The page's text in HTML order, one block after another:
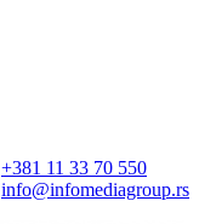
+381 11 33 70 550
info@infomediagroup.rs